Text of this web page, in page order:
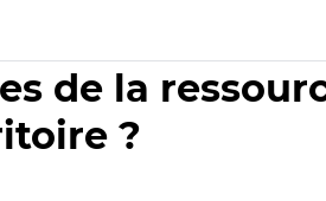
de la
?